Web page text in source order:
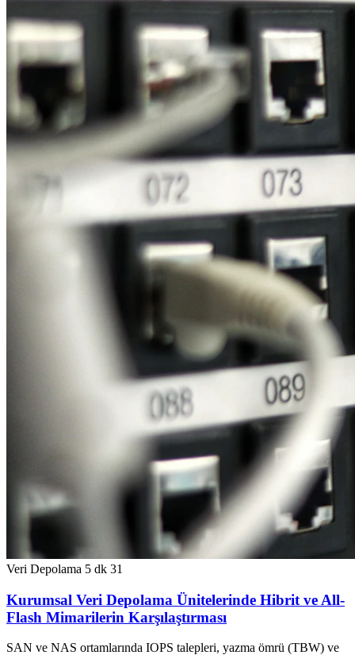
Veri Depolama 5 dk 31
Kurumsal Veri Depolama Ünitelerinde Hibrit ve All-
Flash Mimarilerin Karşılaştırması
SAN ve NAS ortamlarında IOPS talepleri, yazma ömrü (TBW) ve